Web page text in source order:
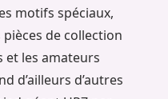
motifs spéciaux,
de collection
et les amateurs
d’ailleurs d’autres